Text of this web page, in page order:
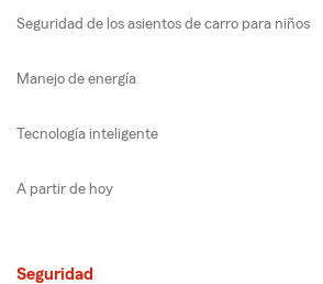
Seguridad de los asientos de carro para niños
Manejo de energía
Tecnología inteligente
A partir de hoy
Seguridad